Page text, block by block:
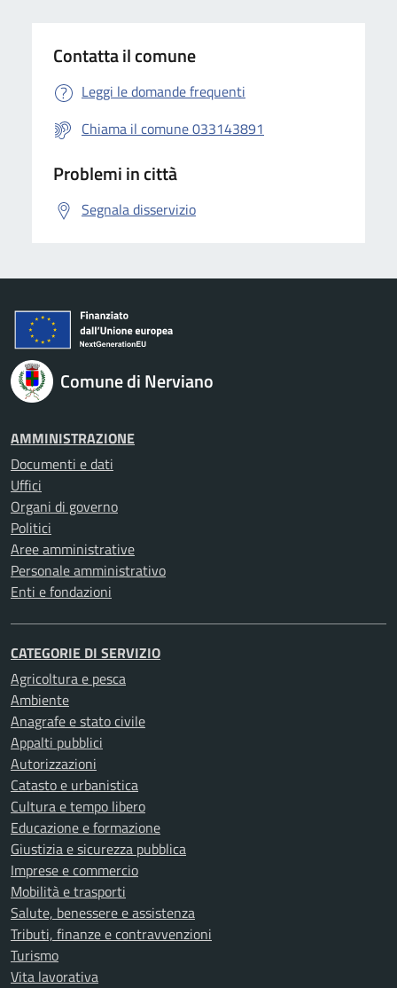
Contatta il comune
Leggi le domande frequenti
Chiama il comune 033143891
Problemi in città
Segnala disservizio
Comune di Nerviano
AMMINISTRAZIONE
Documenti e dati
Uffici
Organi di governo
Politici
Aree amministrative
Personale amministrativo
Enti e fondazioni
CATEGORIE DI SERVIZIO
Agricoltura e pesca
Ambiente
Anagrafe e stato civile
Appalti pubblici
Autorizzazioni
Catasto e urbanistica
Cultura e tempo libero
Educazione e formazione
Giustizia e sicurezza pubblica
Imprese e commercio
Mobilità e trasporti
Salute, benessere e assistenza
Tributi, finanze e contravvenzioni
Turismo
Vita lavorativa